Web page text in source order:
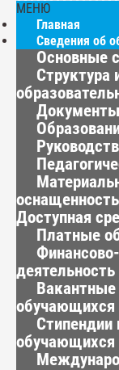
МЕНЮ
Главная
Сведения об
Основные
Структура
Документы
Доступная
Платные
деятельность
обучающихся
обучающихся